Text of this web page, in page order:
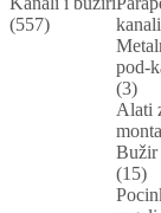
(557)
pod-
(3)
Alati
Bužir
(15)